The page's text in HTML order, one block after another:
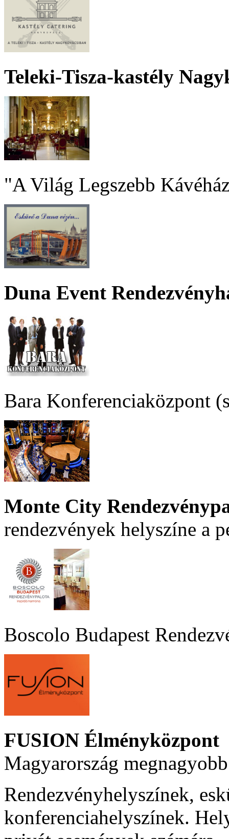
Teleki-Tisza-kastély
"A Világ Legszebb
Duna Event
Bara Konferenciaközpont
Monte City
rendezvények helyszíne a
Boscolo Budapest
FUSION Élményközpont
Magyarország
Rendezvényhelyszínek,
konferenciahelyszínek.